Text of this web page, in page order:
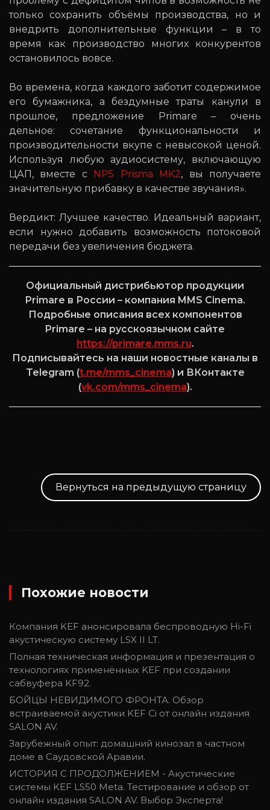
только сохранить объёмы производства, но и
внедрить дополнительные функции – в то
время как производство многих конкурентов
остановилось вовсе.
Во времена, когда каждого заботит содержимое
его бумажника, а бездумные траты канули в
прошлое, предложение Primare – очень
дельное: сочетание функциональности и
производительности вкупе с невысокой ценой.
Используя любую аудиосистему, включающую
ЦАП, вместе с NP5 Prisma MK2, вы получаете
значительную прибавку в качестве звучания».
Вердикт: Лучшее качество. Идеальный вариант,
если нужно добавить возможность потоковой
передачи без увеличения бюджета.
Официальный дистрибьютор продукции
Primare в России – компания MMS Cinema.
Подробные описания всех компонентов
Primare – на русскоязычном сайте
https://primare.mms.ru.
Подписывайтесь на наши новостные каналы в
Telegram (t.me/mms_cinema) и ВКонтакте
(vk.com/mms_cinema).
Вернуться на предыдущую страницу
Похожие новости
Компания KEF анонсировала беспроводную Hi-Fi
акустическую систему LSX II LT.
Полная техническая информация и презентация о
технологиях применённых KEF при создании
сабвуфера KF92.
БОЙЦЫ НЕВИДИМОГО ФРОНТА. Обзор
встраиваемой акустики KEF Ci от онлайн издания
SALON AV.
Зарубежный опыт: домашний кинозал в частном
доме в Саудовской Аравии.
ИСТОРИЯ С ПРОДОЛЖЕНИЕМ - Акустические
системы KEF LS50 Meta. Тестирование и обзор от
онлайн издания SALON AV. Выбор Эксперта!